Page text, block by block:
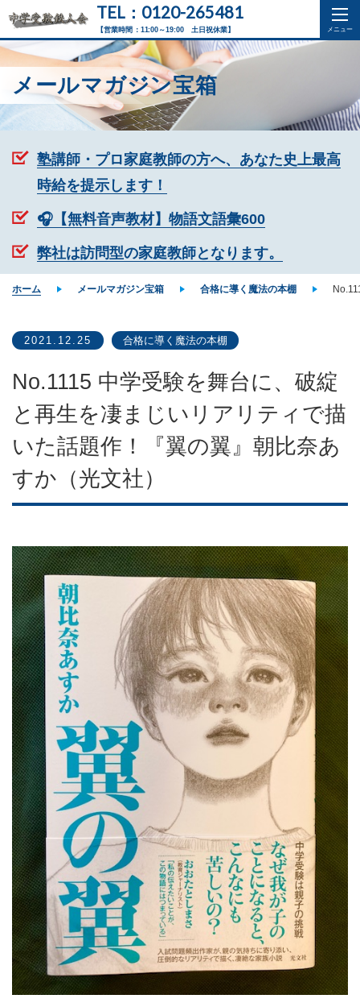
【営業時間：11:00～19:00 土日祝休業】
TEL：0120-265481
メールマガジン宝箱
塾講師・プロ家庭教師の方へ、あなた史上最高
時給を提示します！
🎧【無料音声教材】物語文語彙600
弊社は訪問型の家庭教師となります。
ホーム メールマガジン宝箱 合格に導く魔法の本棚
2021.12.25 合格に導く魔法の本棚
No.1115 中学受験を舞台に、破綻
と再生を凄まじいリアリティで描
いた話題作！『翼の翼』朝比奈あ
すか（光文社）